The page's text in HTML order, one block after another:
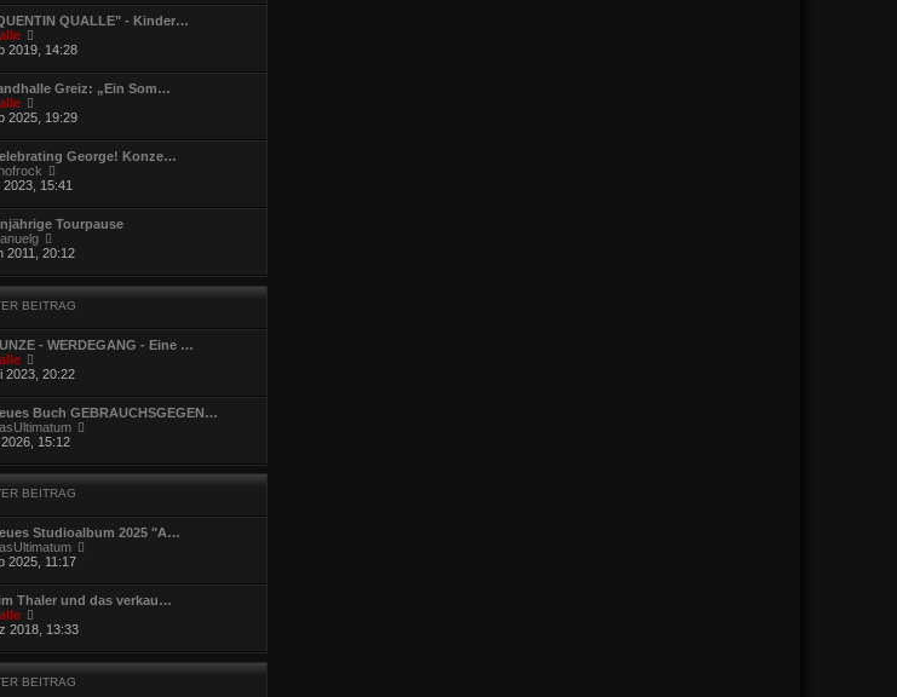
a
g
e
i
r
a
g
e
s
e
B
e
t
r
a
g
QUALLE" - Kinder…
e
s
e
B
e
i
t
r
a
g
2019, 14:28
Greiz: „Ein Som…
e
s
t
e
e
i
r
a
g
2025, 19:29
George! Konze…
e
e
s
e
B
e
t
r
g
2023, 15:41
Tourpause
e
e
s
t
r
B
e
i
t
r
a
g
2011, 20:12
BEITRAG
- WERDEGANG - Eine …
e
e
s
t
e
B
e
t
r
a
2023, 20:22
Buch GEBRAUCHSGEGEN…
e
s
r
B
t
r
15:12
BEITRAG
Studioalbum 2025 "A…
e
s
B
2025, 11:17
Thaler und das verkau…
e
e
s
t
2018, 13:33
BEITRAG